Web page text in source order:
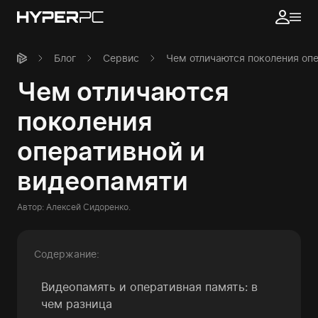
Блог Сервис Чем отличаются поколения
Чем отличаются
поколения
оперативной и
видеопамяти
Автор: Алексей Сидоренко.
Содержание:
Видеопамять и оперативная память: в
чем разница